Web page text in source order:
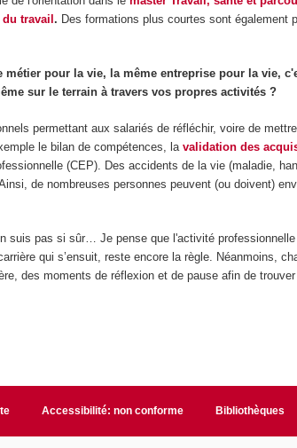
du travail. Des formations plus courtes sont également
métier pour la vie, la même entreprise pour la vie,
sur le terrain à travers vos propres activités ?
permettant aux salariés de réfléchir, voire de
le bilan de compétences, lavalidation des
(CEP). Des accidents de la vie (maladie,
de nombreuses personnes peuvent (ou doivent)
suis pas si sûr… Je pense que l'activité
qui s’ensuit, reste encore la règle. Néanmoins,
des moments de réflexion et de pause afin de
Accessibilité: non conforme Bibliothèques